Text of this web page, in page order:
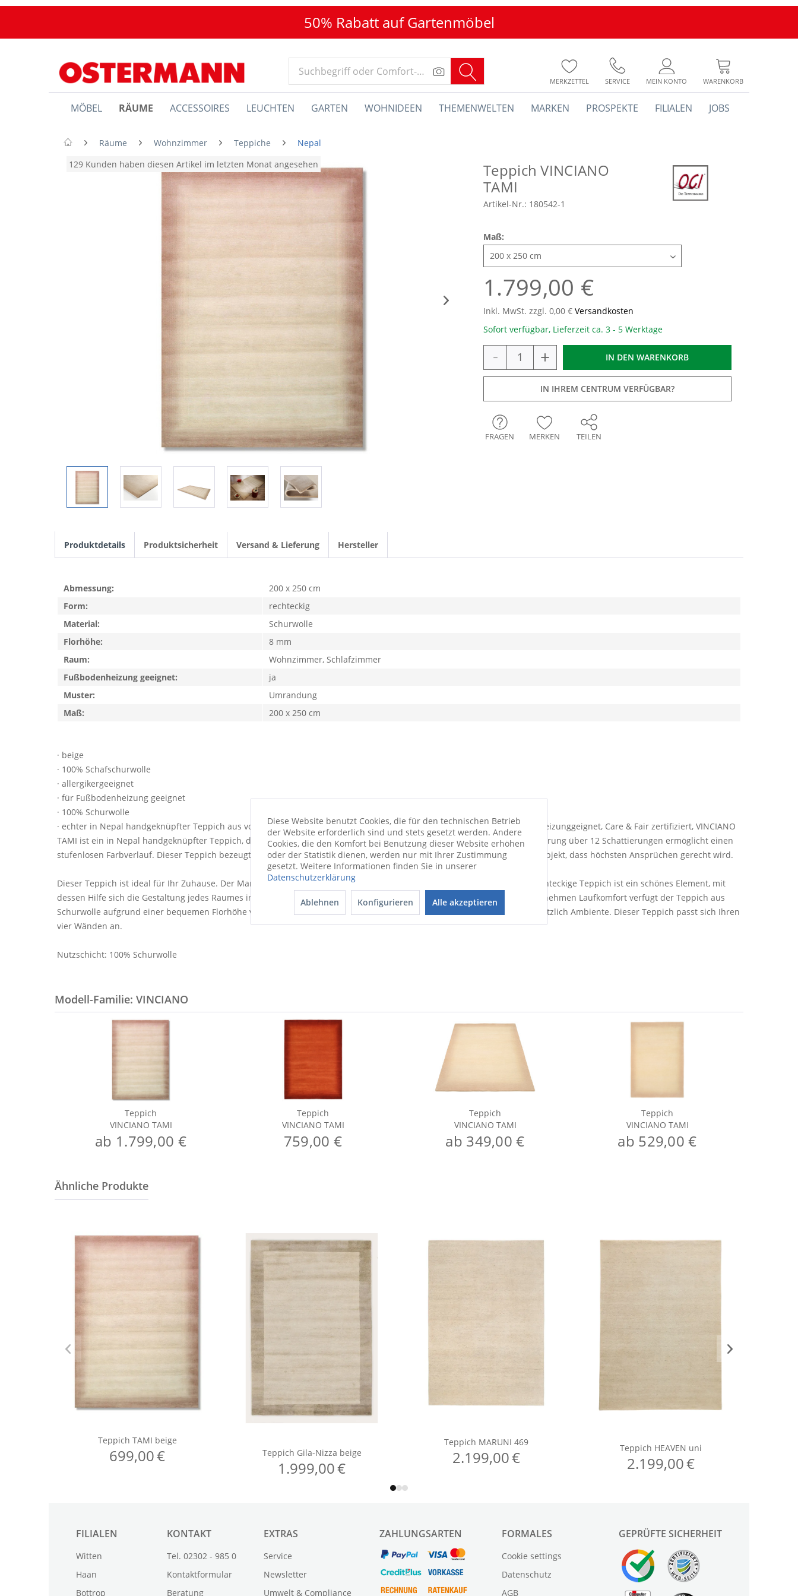
50% Rabatt auf Gartenmöbel
MERKZETTEL SERVICE MEIN KONTO WARENKORB
MÖBEL RÄUME ACCESSOIRES LEUCHTEN GARTEN WOHNIDEEN THEMENWELTEN MARKEN PROSPEKTE FILIALEN JOBS
Räume Wohnzimmer Teppiche
Nepal
129 Kunden haben diesen Artikel im letzten Monat angesehen
Teppich VINCIANO
TAMI
Artikel-Nr.: 180542-1
1.799,00 €
Inkl. MwSt. zzgl. 0,00 € Versandkosten
Sofort verfügbar, Lieferzeit ca. 3 - 5 Werktage
Maß:
- + IN DEN WARENKORB
IN IHREM CENTRUM VERFÜGBAR?
FRAGEN MERKEN TEILEN
Produktdetails Produktsicherheit Versand & Lieferung Hersteller
· beige
· 100% Schafschurwolle
· allergikergeeignet
· für Fußbodenheizung geeignet
· 100% Schurwolle
· echter in Nepal handgeknüpfter Teppich aus von Hand versponnener reiner Schurwolle, perfekt verarbeitet / fußbodenheizunggeignet, Care & Fair zertifiziert, VINCIANO
TAMI ist ein in Nepal handgeknüpfter Teppich, der zu 100% aus Neuseelandschurwolle besteht. Die aufwendige Farbmelierung über 12 Schattierungen ermöglicht einen
stufenlosen Farbverlauf. Dieser Teppich bezeugt eine erstklassige Handarbeit und Tradition der Knüpfkunst. Ein Design-Objekt, dass höchsten Ansprüchen gerecht wird.
Dieser Teppich ist ideal für Ihr Zuhause. Der Markenartikel von OCI ist perfekt für jedes Wohn- und Schlafzimmer. Der rechteckige Teppich ist ein schönes Element, mit
dessen Hilfe sich die Gestaltung jedes Raumes in Ihrem Zuhause ideal vervollständigen lässt. Über einen besonders angenehmen Laufkomfort verfügt der Teppich aus
Schurwolle aufgrund einer bequemen Florhöhe von 8 mm. Er sorgt für eine schöne Optik und verleiht Ihren Zimmern zusätzlich Ambiente. Dieser Teppich passt sich Ihren
vier Wänden an.
Nutzschicht: 100% Schurwolle
Abmessung:
200 x 250 cm
Form:
rechteckig
Material:
Schurwolle
Florhöhe:
8 mm
Raum:
Wohnzimmer, Schlafzimmer
Fußbodenheizung geeignet:
ja
Muster:
Umrandung
Maß:
200 x 250 cm
Modell-Familie: VINCIANO
Teppich
VINCIANO TAMI
ab 1.799,00 €
Teppich
VINCIANO TAMI
759,00 €
Teppich
VINCIANO TAMI
ab 349,00 €
Teppich
VINCIANO TAMI
ab 529,00 €
FILIALEN
Witten
Haan
Bottrop
KONTAKT
Tel. 02302 - 985 0
Kontaktformular
Beratung
EXTRAS
Service
Newsletter
Umwelt & Compliance
ZAHLUNGSARTEN FORMALES
Cookie settings
Datenschutz
AGB
GEPRÜFTE SICHERHEIT
Diese Website benutzt Cookies, die für den technischen Betrieb
der Website erforderlich sind und stets gesetzt werden. Andere
Cookies, die den Komfort bei Benutzung dieser Website erhöhen
oder der Statistik dienen, werden nur mit Ihrer Zustimmung
gesetzt. Weitere Informationen finden Sie in unserer
Datenschutzerklärung
Ablehnen Konfigurieren Alle akzeptieren